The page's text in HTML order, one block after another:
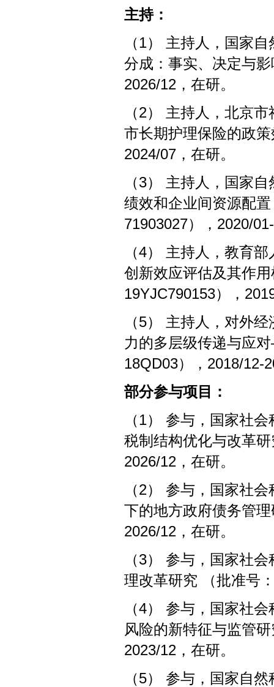
主持：
（1） 主持人，国家
分成：事实、决定与
2026/12，在研。
（2） 主持人，北京
市长期护理保险的政
2024/07，在研。
（3） 主持人，国家
绩效和企业间资源配
71903027），2020/
（4） 主持人，教育
创新效应评估及其作
19YJC790153），
（5） 主持人，对外
力的多层级传递与应
18QD03），2018/12-
部分参与项目：
（1） 参与，国家社
税制结构优化与改革
2026/12，在研。
（2） 参与，国家社
下的地方政府债务管
2026/12，在研。
（3） 参与，国家社
理改革研究 （批准号
（4） 参与，国家社
风险的新特征与监管
2023/12，在研。
（5） 参与，国家自